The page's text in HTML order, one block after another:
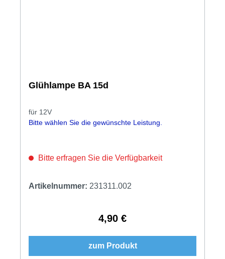
Glühlampe BA 15d
für 12V
Bitte wählen Sie die gewünschte Leistung.
Bitte erfragen Sie die Verfügbarkeit
Artikelnummer: 231311.002
Regulärer Preis:
4,90 €
zum Produkt